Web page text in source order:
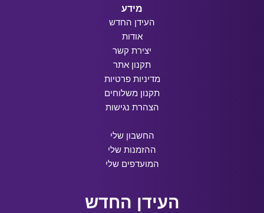
מידע
העידן החדש
אודות
יצירת קשר
תקנון אתר
מדיניות פרטיות
תקנון משלוחים
הצהרת נגישות
החשבון שלי
ההזמנות שלי
המועדפים שלי
העידן החדש